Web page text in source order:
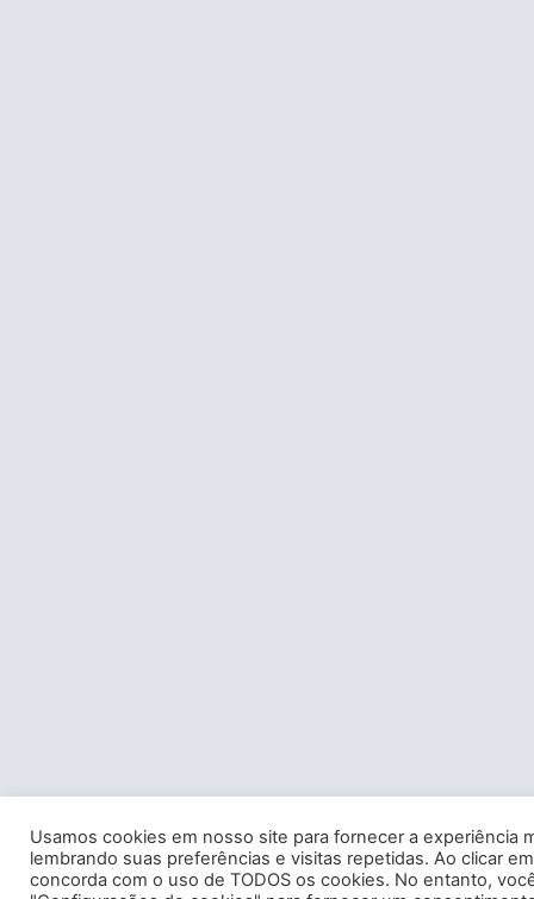
Usamos cookies em nosso site para fornecer a experiência
lembrando suas preferências e visitas repetidas. Ao clicar
concorda com o uso de TODOS os cookies. No entanto,